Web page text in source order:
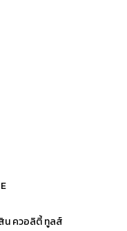
น ควอลิตี้ ทูลส์